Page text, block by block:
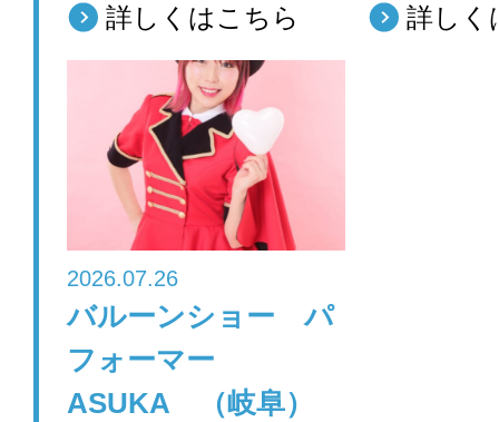
詳しくはこちら 詳しく
2026.07.26
バルーンショー パ
フォーマー
ASUKA （岐阜）